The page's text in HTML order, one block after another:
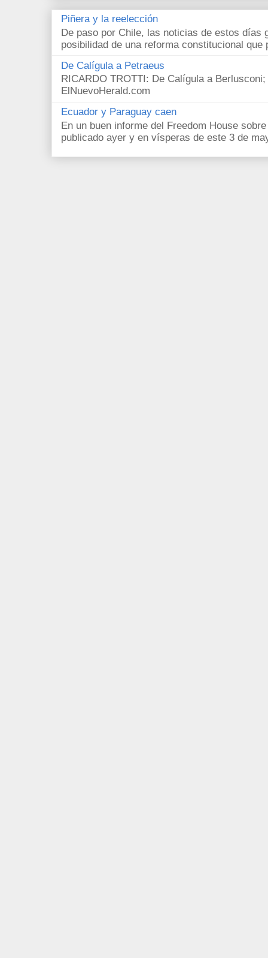
Piñera y la reelección
De paso por Chile, las noticias de estos días
posibilidad de una reforma constitucional
De Calígula a Petraeus
RICARDO TROTTI: De Calígula a
ElNuevoHerald.com
Ecuador y Paraguay caen
En un buen informe del Freedom House
publicado ayer y en vísperas de este 3 de